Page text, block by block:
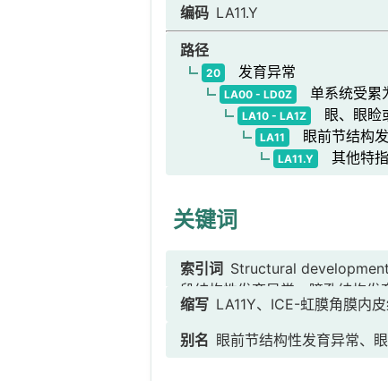
编码 LA11.Y
路径
20 发育异常
LA00 - LD0Z 单系统受累
LA10 - LA1Z 眼、眼睑
LA11 眼前节结构发
LA11.Y 其他特指
关键词
索引词 Structural
段结构性发育异常、瞳孔结构
异常、角膜后胚胎环、虹膜前房
内皮综合征]、Chandler综合征
缩写 LA11Y、ICE-虹膜角膜内
别名 眼前节结构性发育异常、